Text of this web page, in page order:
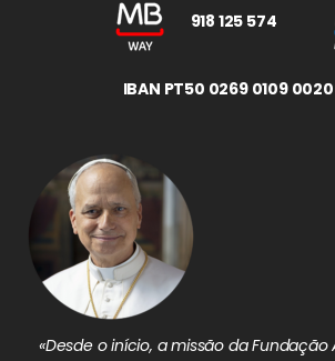
918 125 574
IBAN PT50 0269 0109
«Desde o início, a missão da Fundação